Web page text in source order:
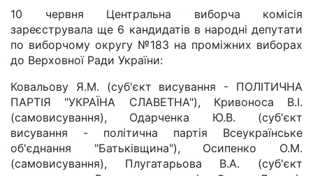
10 червня Центральна виборча комісія
зареєструвала ще 6 кандидатів в народні депутати
по виборчому округу №183 на проміжних виборах
до Верховної Ради України:
Ковальову Я.М. (суб'єкт висування - ПОЛІТИЧНА
ПАРТІЯ "УКРАЇНА СЛАВЕТНА"), Кривоноса В.І.
(самовисування), Одарченка Ю.В. (суб'єкт
висування - політична партія Всеукраїнське
об'єднання "Батьківщина"), Осипенко О.М.
(самовисування), Плугатарьова В.А. (суб'єкт